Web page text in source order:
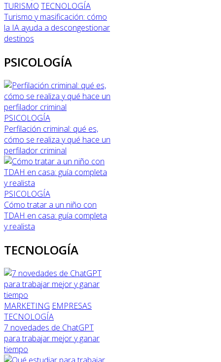
TURISMO TECNOLOGÍA
Turismo y masificación: cómo
la IA ayuda a descongestionar
destinos
PSICOLOGÍA
PSICOLOGÍA
Perfilación criminal: qué es,
cómo se realiza y qué hace un
perfilador criminal
PSICOLOGÍA
Cómo tratar a un niño con
TDAH en casa: guía completa
y realista
TECNOLOGÍA
MARKETING EMPRESAS
TECNOLOGÍA
7 novedades de ChatGPT
para trabajar mejor y ganar
tiempo